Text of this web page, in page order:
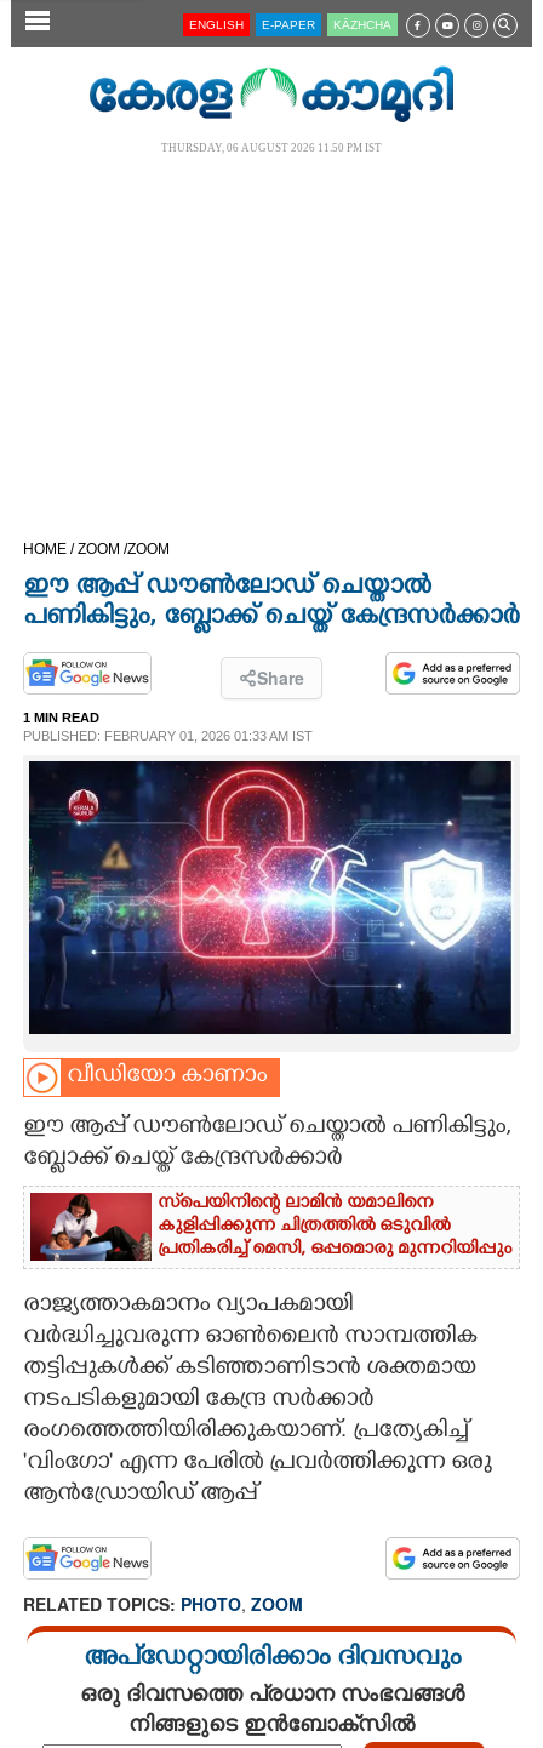
SECTIONS
SPIRITUAL
INFO+
ART
ASTRO
CARTOONS
LITERATURE
ZOOM
CONTACT US
ENGLISH E-PAPER KĀZHCHA
THURSDAY, 06 AUGUST 2026 11.50 PM IST
HOME /ZOOM /ZOOM
ഈ ആപ്പ് ഡൗൺലോഡ് ചെയ്താൽ
പണികിട്ടും, ബ്ലോക്ക് ചെയ്ത് കേന്ദ്രസർക്കാർ
Share
1 MIN READ
PUBLISHED: FEBRUARY 01, 2026 01:33 AM IST
വീഡിയോ കാണാം
ഈ ആപ്പ് ഡൗൺലോഡ് ചെയ്താൽ പണികിട്ടും,
ബ്ലോക്ക് ചെയ്ത് കേന്ദ്രസർക്കാർ
സ്‌പെയിനിന്റെ ലാമിൻ യമാലിനെ
കുളിപ്പിക്കുന്ന ചിത്രത്തിൽ ഒടുവിൽ
പ്രതികരിച്ച് മെസി, ഒപ്പമൊരു മുന്നറിയിപ്പും
രാജ്യത്താകമാനം വ്യാപകമായി
വർദ്ധിച്ചുവരുന്ന ഓൺലൈൻ സാമ്പത്തിക
തട്ടിപ്പുകൾക്ക് കടിഞ്ഞാണിടാൻ ശക്തമായ
നടപടികളുമായി കേന്ദ്ര സർക്കാർ
രംഗത്തെത്തിയിരിക്കുകയാണ്. പ്രത്യേകിച്ച്
'വിംഗോ' എന്ന പേരിൽ പ്രവർത്തിക്കുന്ന ഒരു
ആൻഡ്രോയിഡ് ആപ്പ്
RELATED TOPICS: PHOTO, ZOOM
അപ്ഡേറ്റായിരിക്കാം ദിവസവും
ഒരു ദിവസത്തെ പ്രധാന സംഭവങ്ങൾ
നിങ്ങളുടെ ഇൻബോക്സിൽ